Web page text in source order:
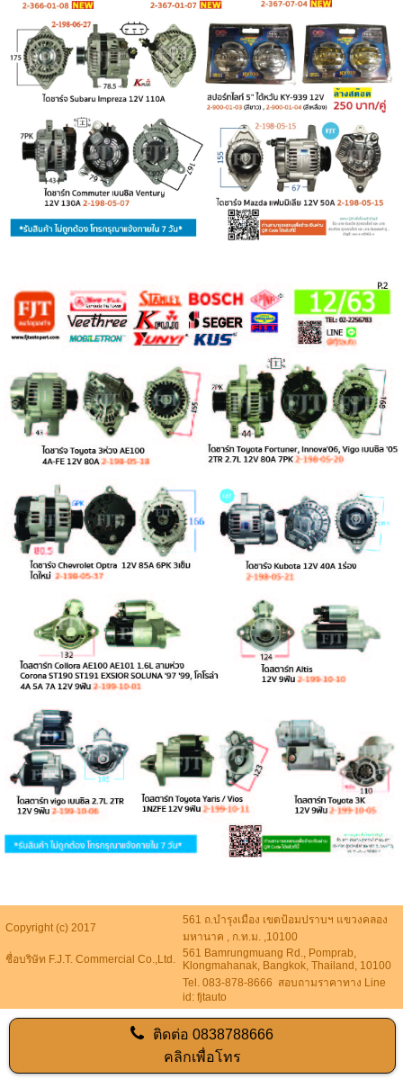
Copyright (c) 2017
561 ถ.บำรุงเมือง เขตป้อมปราบฯ แขวงคลอง
มหานาค , ก.ท.ม. ,10100
ชื่อบริษัท F.J.T. Commercial Co.,Ltd.
561 Bamrungmuang Rd., Pomprab,
Klongmahanak, Bangkok, Thailand, 10100
Tel. 083-878-8666 สอบถามราคาทาง Line
id: fjtauto
ติดต่อ0838788666
คลิกเพื่อโทร